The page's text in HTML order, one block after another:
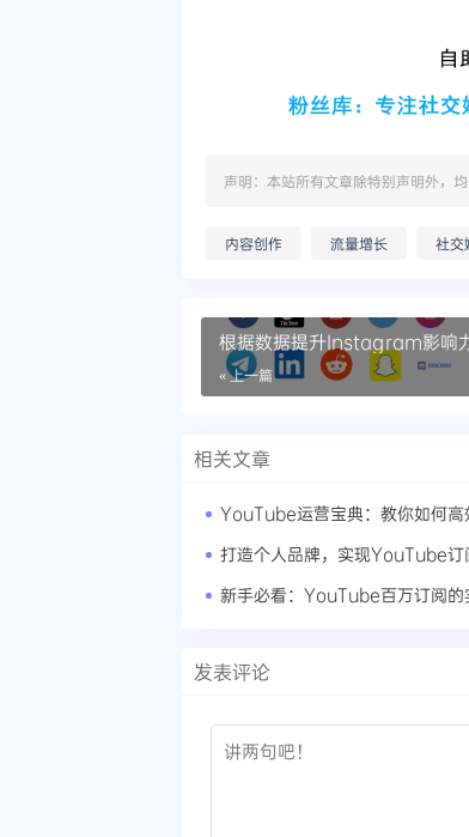
声明：本站所有文章除特别声明外，
内容创作 流量增长 社交
根据数据提升Instagram影响
策略分析
« 上一篇
相关文章
打造个人品牌，实现YouTube订
新手必看：YouTube百万订阅的
发表评论